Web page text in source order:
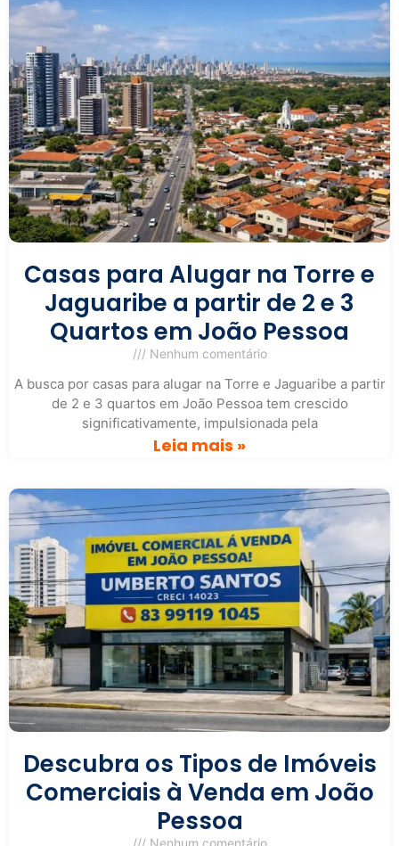
Casas para Alugar na Torre e
Jaguaribe a partir de 2 e 3
Quartos em João Pessoa
Nenhum comentário
A busca por casas para alugar na Torre e Jaguaribe a partir
de 2 e 3 quartos em João Pessoa tem crescido
significativamente, impulsionada pela
Leia mais »
Descubra os Tipos de Imóveis
Comerciais à Venda em João
Pessoa